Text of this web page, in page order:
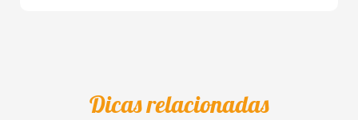
Dicas relacionadas